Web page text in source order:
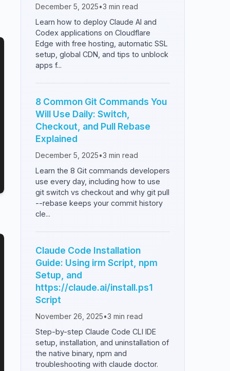
December 5, 2025•3 min read
Learn how to deploy Claude AI and
Codex applications on Cloudflare
Edge with free hosting, automatic SSL
setup, global CDN, and tips to unblock
apps f...
8 Common Git Commands You
Will Use Daily: Switch,
Checkout, and Pull Rebase
Explained
December 5, 2025•3 min read
Learn the 8 Git commands developers
use every day, including how to use
git switch vs checkout and why git pull
--rebase keeps your commit history
cle...
Claude Code Installation
Guide: Using irm Script, npm
Setup, and
https://claude.ai/install.ps1
Script
November 26, 2025•3 min read
Step-by-step Claude Code CLI IDE
setup, installation, and uninstallation of
the native binary, npm and
troubleshooting with claude doctor.